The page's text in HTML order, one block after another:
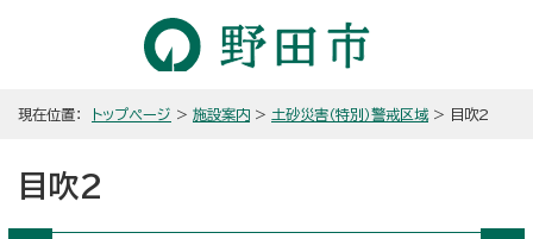
現在位置： トップページ > 施設案内 > 土砂災害（特別）警戒区域 > 目吹2
目吹2